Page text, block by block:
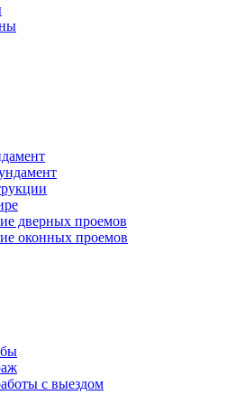
дверных проемов
оконных проемов
с выездом